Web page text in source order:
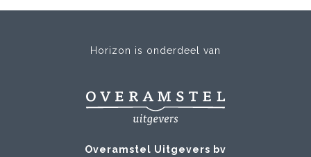
Horizon is onderdeel van
Overamstel Uitgevers bv